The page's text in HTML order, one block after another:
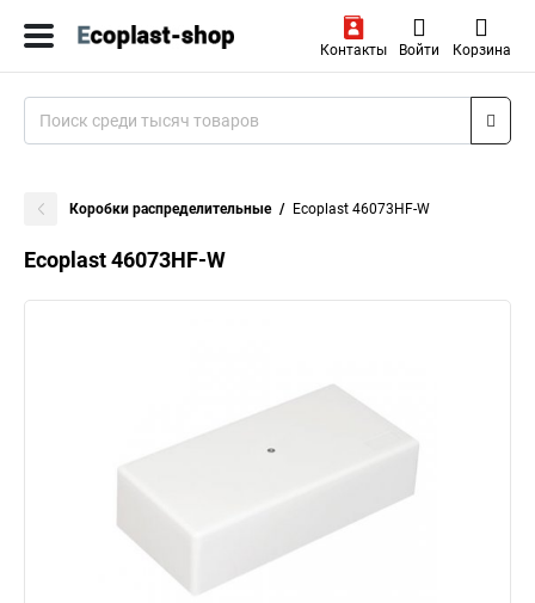
Контакты Войти Корзина
Коробки распределительные Ecoplast 46073HF-W
Ecoplast 46073HF-W